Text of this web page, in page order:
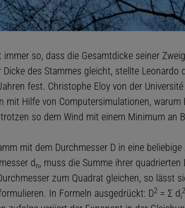
so, dass die Gesamtdicke seiner
des Stammes gleicht, stellte Leonardo
fest. Christophe Eloy von der
mit Hilfe von Computersimulationen, warum
so dem Wind mit einem Minimum an
mit dem Durchmesser D in eine beliebige
dn, muss die Summe ihrer quadrierten
zum Quadrat gleichen, so lässt
In Formeln ausgedrückt: D2= Σ di
2